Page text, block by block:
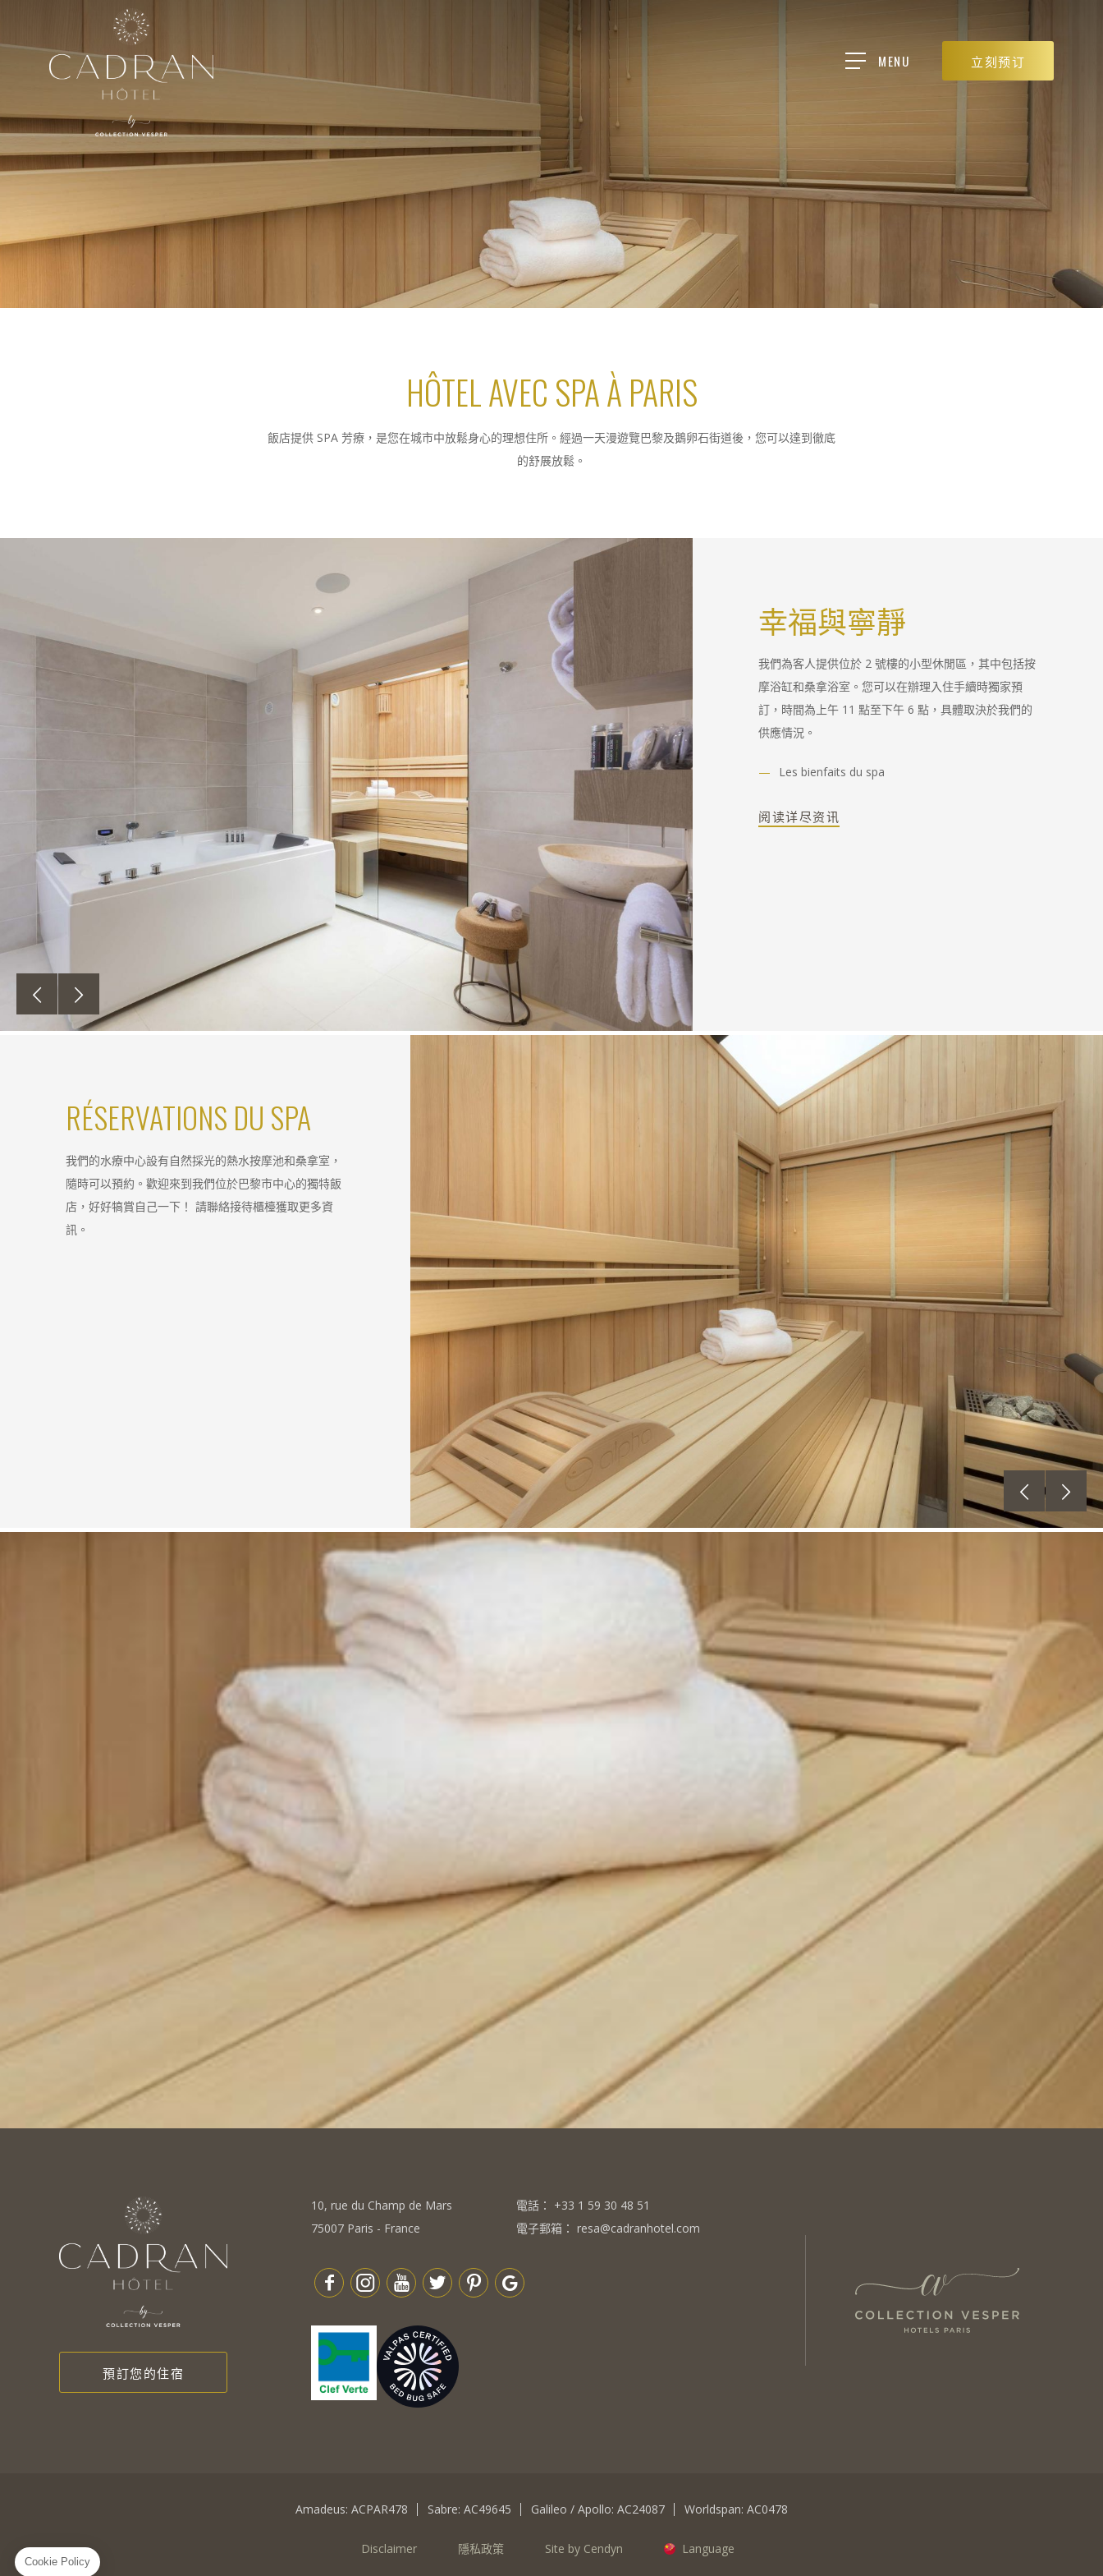
MENU 立刻预订
HÔTEL AVEC SPA À PARIS
飯店提供 SPA 芳療，是您在城市中放鬆身心的理想住所。經過一天漫遊覽巴黎及鵝卵石街道後，您可以達到徹底
的舒展放鬆。
幸福與寧靜
我們為客人提供位於 2 號樓的小型休閒區，其中包括按
摩浴缸和桑拿浴室。您可以在辦理入住手續時獨家預
訂，時間為上午 11 點至下午 6 點，具體取決於我們的
供應情況。
Les bienfaits du spa
阅读详尽资讯
RÉSERVATIONS DU SPA
我們的水療中心設有自然採光的熱水按摩池和桑拿室，
隨時可以預約。歡迎來到我們位於巴黎市中心的獨特飯
店，好好犒賞自己一下！ 請聯絡接待櫃檯獲取更多資
訊。
預訂您的住宿
10, rue du Champ de Mars
75007 Paris - France
電話： +33 1 59 30 48 51
電子郵箱： resa@cadranhotel.com
Amadeus: ACPAR478 Sabre: AC49645 Galileo / Apollo: AC24087 Worldspan: AC0478
Disclaimer 隱私政策 Site by Cendyn Language